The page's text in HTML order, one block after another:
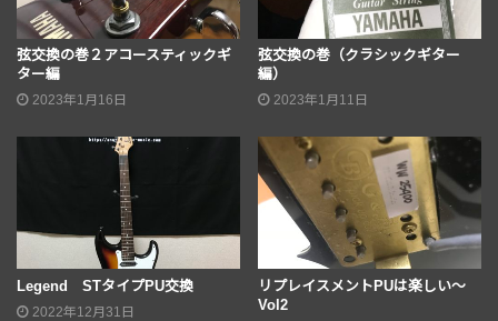
弦交換の巻２アコースティックギ
ター編
2023年1月16日
弦交換の巻（クラシックギター
編）
2023年1月11日
Legend STタイプPU交換
2022年12月31日
リプレイスメントPUは楽しい〜
Vol2